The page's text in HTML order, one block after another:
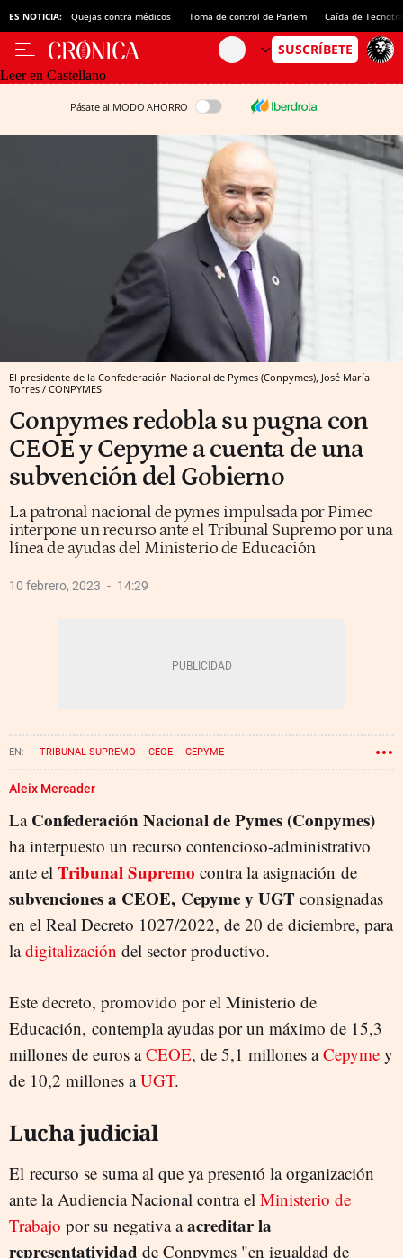
ES NOTICIA: Quejas contra médicos Toma de control de Parlem Caída de
Leer en Castellano
Pásate al MODO AHORRO
El presidente de la Confederación Nacional de Pymes (Conpymes), José María
Torres / CONPYMES
Conpymes redobla su pugna con
CEOE y Cepyme a cuenta de una
subvención del Gobierno
La patronal nacional de pymes impulsada por Pimec
interpone un recurso ante el Tribunal Supremo por una
línea de ayudas del Ministerio de Educación
10 febrero, 2023 14:29
TRIBUNAL SUPREMO CEOE CEPYME
Aleix Mercader
La Confederación Nacional de Pymes (Conpymes)
ha interpuesto un recurso contencioso-administrativo
ante el Tribunal Supremo contra la asignación de
subvenciones a CEOE, Cepyme y UGT consignadas
en el Real Decreto 1027/2022, de 20 de diciembre, para
ladigitalización del sector productivo.
Este decreto, promovido por el Ministerio de
Educación, contempla ayudas por un máximo de 15,3
millones de euros aCEOE, de 5,1 millones aCepyme y
de 10,2 millones aUGT.
Lucha judicial
El recurso se suma al que ya presentó la organización
ante la Audiencia Nacional contra el Ministerio de
Trabajo por su negativa aacreditar la
representatividad de Conpymes "en igualdad de